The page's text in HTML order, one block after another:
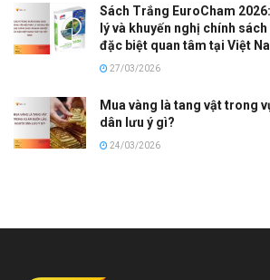
Sách Trắng EuroCham
lý và khuyến nghị chính
đặc biệt quan tâm tại Việt
27/03/2026
Mua vàng là tang vật trong
dân lưu ý gì?
24/03/2026